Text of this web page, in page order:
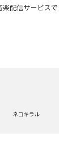
楽配信サービスで
ネコキラル